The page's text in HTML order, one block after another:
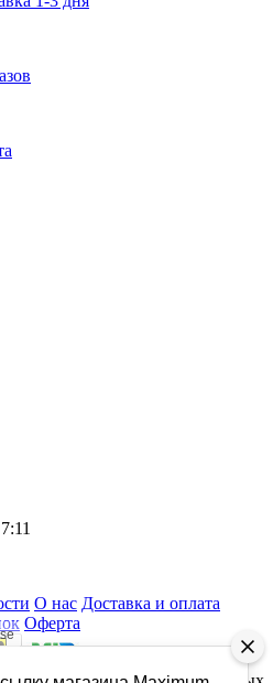
О нас Доставка и оплата
Оферта